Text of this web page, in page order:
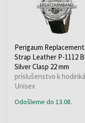
Perigaum Replacement
Strap Leather P-1112
Silver Clasp 22 mm
príslušenstvo k
Unisex
Odošleme do 13.08.